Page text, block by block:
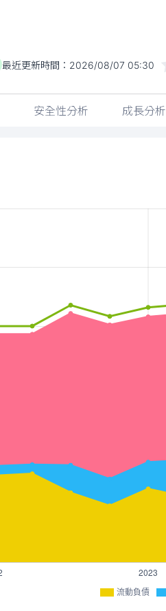
最近更新時間： 2026/08/07 05:30
安全性分析 成長分析
流動負債